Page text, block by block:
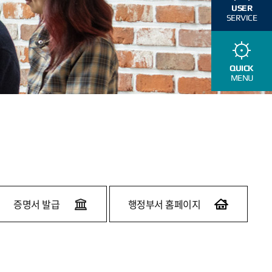
USER
SERVICE
QUICK
MENU
증명서 발급 행정부서 홈페이지